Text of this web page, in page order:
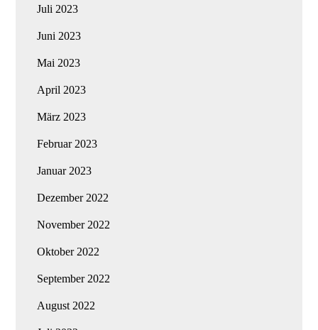
Juli 2023
Juni 2023
Mai 2023
April 2023
März 2023
Februar 2023
Januar 2023
Dezember 2022
November 2022
Oktober 2022
September 2022
August 2022